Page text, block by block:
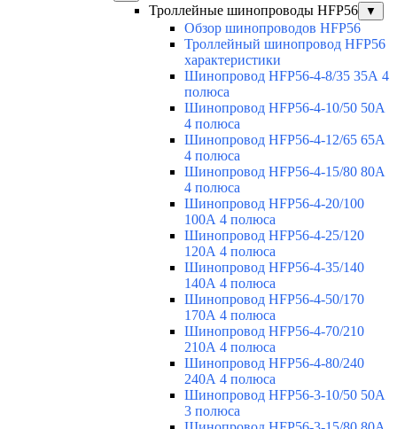
Троллейные шинопроводы HFP56 ▼
Обзор шинопроводов HFP56
Троллейный шинопровод HFP56
характеристики
Шинопровод HFP56-4-8/35 35А 4
полюса
Шинопровод HFP56-4-10/50 50А
4 полюса
Шинопровод HFP56-4-12/65 65А
4 полюса
Шинопровод HFP56-4-15/80 80А
4 полюса
Шинопровод HFP56-4-20/100
100А 4 полюса
Шинопровод HFP56-4-25/120
120А 4 полюса
Шинопровод HFP56-4-35/140
140А 4 полюса
Шинопровод HFP56-4-50/170
170А 4 полюса
Шинопровод HFP56-4-70/210
210А 4 полюса
Шинопровод HFP56-4-80/240
240А 4 полюса
Шинопровод HFP56-3-10/50 50А
3 полюса